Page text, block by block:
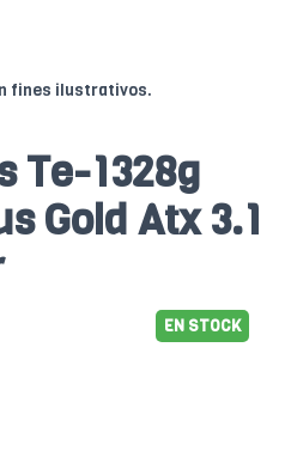
fines ilustrativos.
Te-1328g
Gold Atx 3.1
EN STOCK